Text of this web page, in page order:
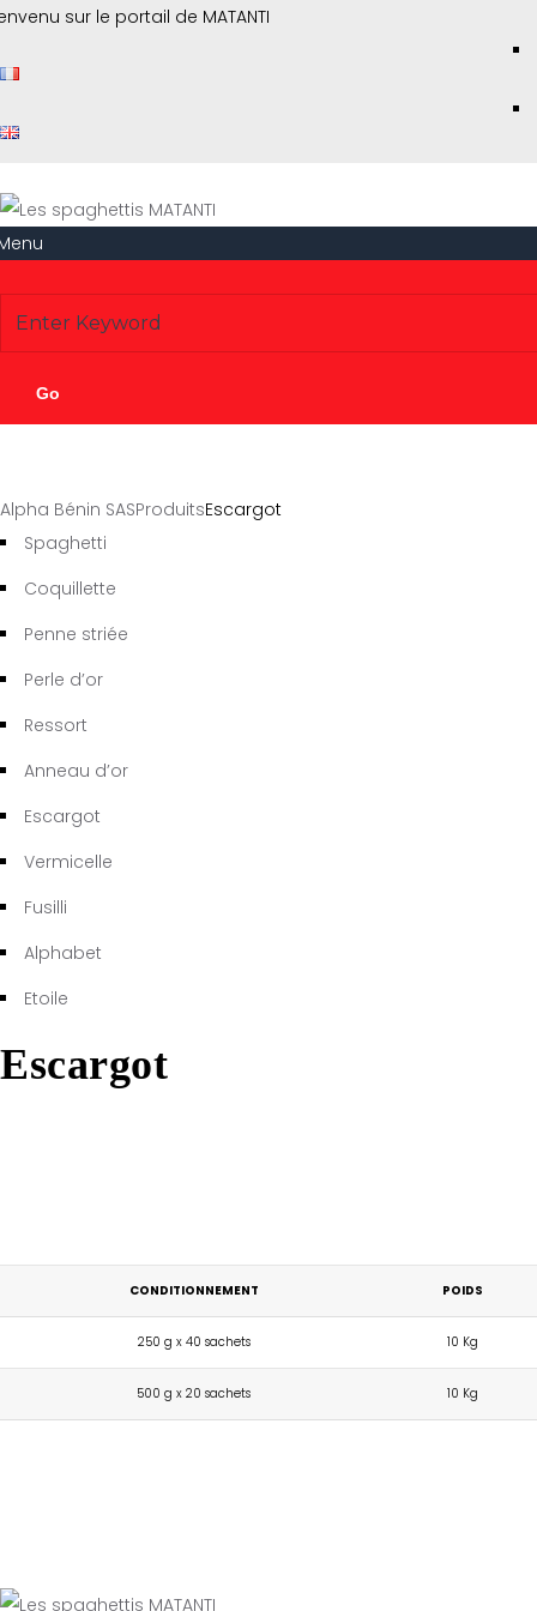
sur le portail de MATANTI
Alpha Bénin SASProduitsEscargot
Spaghetti
Coquillette
Penne striée
Perle d’or
Ressort
Anneau d’or
Escargot
Vermicelle
Fusilli
Alphabet
Etoile
Escargot
CONDITIONNEMENT POIDS
250 g x 40 sachets 10 Kg
500 g x 20 sachets 10 Kg